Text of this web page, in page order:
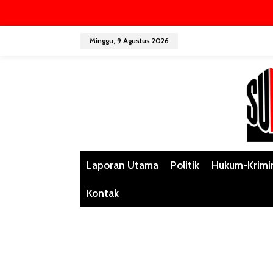
Minggu, 9 Agustus 2026
Laporan Utama Politik Hukum-
Kontak